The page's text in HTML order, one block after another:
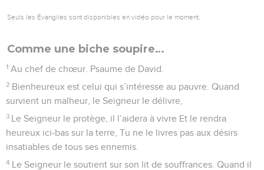
Seuls les Évangiles sont disponibles en vidéo pour le moment.
Comme une biche soupire…
1 Au chef de chœur. Psaume de David.
2 Bienheureux est celui qui s’intéresse au pauvre. Quand
survient un malheur, le Seigneur le délivre,
3 Le Seigneur le protège, il l’aidera à vivre Et le rendra
heureux ici-bas sur la terre, Tu ne le livres pas aux désirs
insatiables de tous ses ennemis.
4 Le Seigneur le soutient sur son lit de souffrances. Quand il